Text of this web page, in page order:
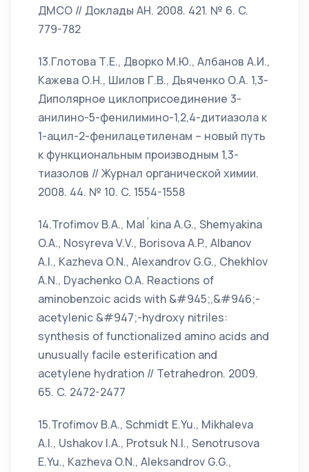
ДМСО // Доклады АН. 2008. 421. № 6. C.
779-782
13.Глотова Т.Е., Дворко М.Ю., Албанов А.И.,
Кажева О.Н., Шилов Г.В., Дьяченко О.А. 1,3-
Диполярное циклоприсоединение 3-
анилино-5-фенилимино-1,2,4-дитиазола к
1-ацил-2-фенилацетиленам – новый путь
к функциональным производным 1,3-
тиазолов // Журнал органической химии.
2008. 44. № 10. C. 1554-1558
14.Trofimov B.A., Mal´kina A.G., Shemyakina
O.A., Nosyreva V.V., Borisova A.P., Albanov
A.I., Kazheva O.N., Alexandrov G.G., Chekhlov
A.N., Dyachenko O.A. Reactions of
aminobenzoic acids with &#945;,&#946;-
acetylenic &#947;-hydroxy nitriles:
synthesis of functionalized amino acids and
unusually facile esterification and
acetylene hydration // Tetrahedron. 2009.
65. C. 2472-2477
15.Trofimov B.A., Schmidt E.Yu., Mikhaleva
A.I., Ushakov I.A., Protsuk N.I., Senotrusova
E.Yu., Kazheva O.N., Aleksandrov G.G.,